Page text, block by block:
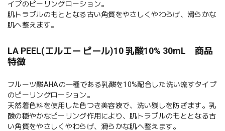
イプのピーリングローション。
肌トラブルのもととなる古い角質をやさしくやわらげ、滑らかな
肌へ整えます。
LA PEEL(エルエー ピール)10 乳酸10% 30mL 商品
特徴
フルーツ酸AHAの一種である乳酸を10%配合した洗い流すタイプ
のピーリングローション。
天然着色料を使用した色つき美容液で、洗い残しを防ぎます。乳
酸の穏やかなピーリング作用により、肌トラブルのもととなる古
い角質をやさしくやわらげ、滑らかな肌へ整えます。